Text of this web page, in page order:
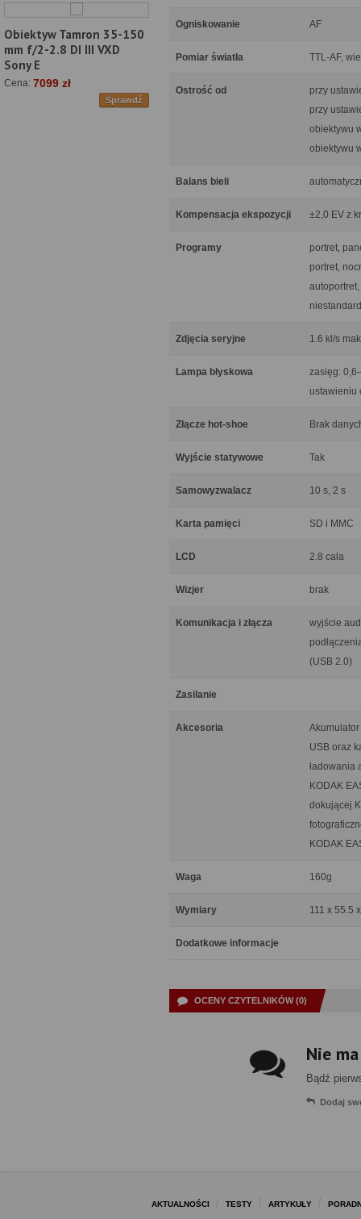
Obiektyw Tamron 35-150
mm f/2-2.8 DI III VXD
Sony E
Cena: 7099 zł
Sprawdź
Ogniskowanie AF
Pomiar światła TTL-AF,
Ostrość od
przy
przy
obiektywu
obiektywu
Balans bieli
Kompensacja ekspozycji ±2,0 EV z
Programy
portret,
portret,
Zdjęcia seryjne 1.6 kl/s
Lampa błyskowa
zasięg:
ustawieniu
Złącze hot-shoe Brak
Wyjście statywowe Tak
Samowyzwalacz 10 s, 2 s
Karta pamięci SD i MMC
LCD 2.8 cala
Wizjer brak
Komunikacja i złącza
wyjście
(USB 2.0)
Zasilanie
Akcesoria
USB oraz
ładowania
KODAK
dokującej
KODAK
Waga 160g
Wymiary 111 x 55.5
Dodatkowe informacje
OCENY CZYTELNIKÓW (0)
Nie
Bądź
Dodaj
AKTUALNOŚCI TESTY ARTYKUŁY